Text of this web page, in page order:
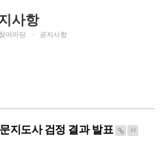
사항
참여마당 공지사항
지도사 검정 결과 발표 H